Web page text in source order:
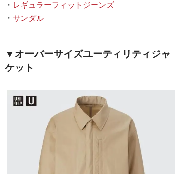
・ レギュラーフィットジーンズ
・ サンダル
▼オーバーサイズユーティリティジャ
ケット